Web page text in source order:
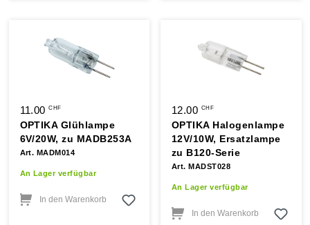
11.00CHF
OPTIKA Glühlampe
6V/20W, zu MADB253A
Art. MADM014
An Lager verfügbar
In den Warenkorb
12.00 CHF
OPTIKA Halogenlampe
12V/10W, Ersatzlampe
zu B120-Serie
Art. MADST028
An Lager verfügbar
In den Warenkorb